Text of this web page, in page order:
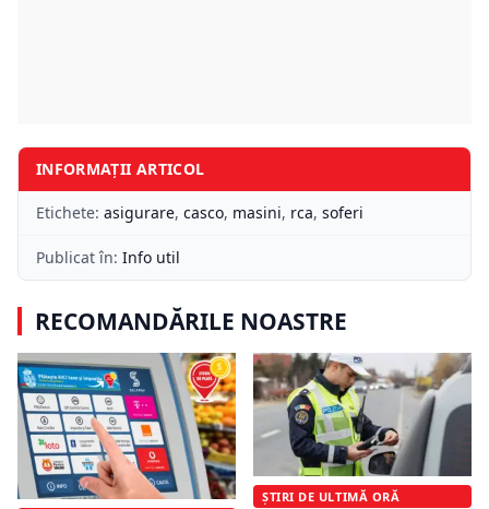
INFORMAȚII ARTICOL
Etichete: asigurare, casco, masini, rca, soferi
Publicat în: Info util
RECOMANDĂRILE NOASTRE
ȘTIRI DE ULTIMĂ ORĂ